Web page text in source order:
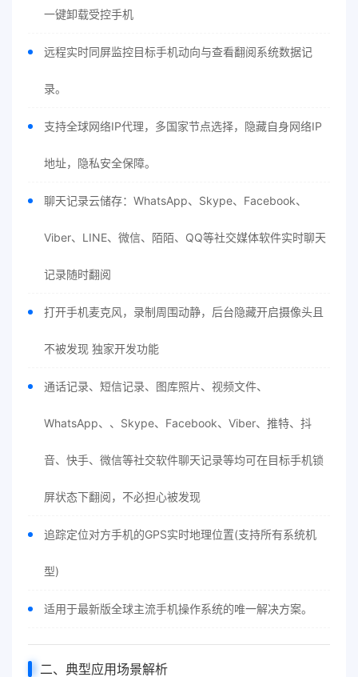
一键卸载受控手机
远程实时同屏监控目标手机动向与查看翻阅系统数据记
录。
支持全球网络IP代理，多国家节点选择，隐藏自身网络IP
地址，隐私安全保障。
聊天记录云储存：WhatsApp、Skype、Facebook、
Viber、LINE、微信、陌陌、QQ等社交媒体软件实时聊天
记录随时翻阅
打开手机麦克风，录制周围动静，后台隐藏开启摄像头且
不被发现 独家开发功能
通话记录、短信记录、图库照片、视频文件、
WhatsApp、、Skype、Facebook、Viber、推特、抖
音、快手、微信等社交软件聊天记录等均可在目标手机锁
屏状态下翻阅，不必担心被发现
追踪定位对方手机的GPS实时地理位置(支持所有系统机
型)
适用于最新版全球主流手机操作系统的唯一解决方案。
二、典型应用场景解析